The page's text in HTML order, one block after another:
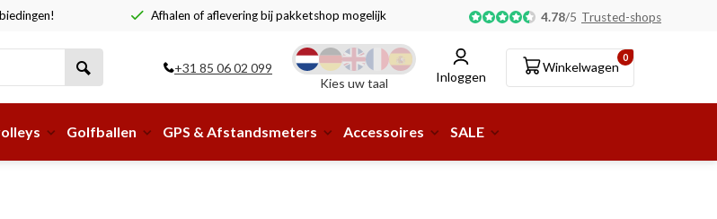
Afhalen of aflevering bij pakketshop mogelijk! 4.78/5 Trusted-shops
+31 85 06 02 099
Kies uw taal
Inloggen
0
Winkelwagen
Golfballen GPS & Afstandsmeters Accessoires SALE